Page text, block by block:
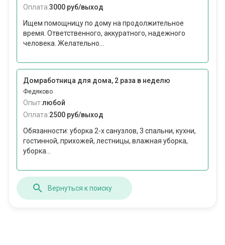
Оплата:3000 руб/выход
Ищем помощницу по дому на продолжительное
время. Ответственного, аккуратного, надежного
человека. Желательно...
Домработница для дома, 2 раза в неделю
Федяково
Опыт:любой
Оплата:2500 руб/выход
Обязанности: уборка 2-х санузлов, 3 спальни, кухни,
гостинной, прихожей, лестницы, влажная уборка,
уборка...
Вернуться к поиску